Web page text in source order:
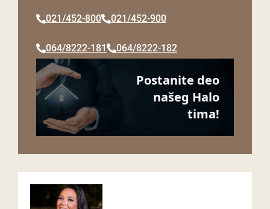
021/452-800 021/452-900
064/8222-181 064/8222-182
Postanite deo
našeg Halo
tima!